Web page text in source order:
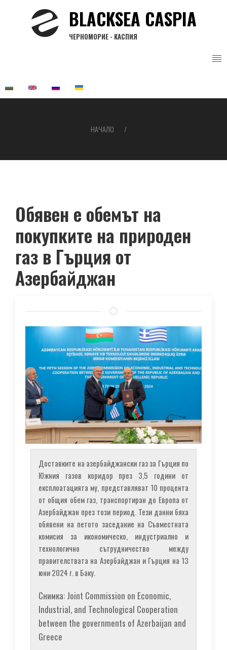
BLACKSEA CASPIA
ЧЕРНОМОРИЕ - КАСПИЯ
НАЧАЛО
Обявен е обемът на
покупките на природен
газ в Гърция от
Азербайджан
Доставките на азербайджански газ за Гърция по
Южния газов коридор през 3,5 години от
експлоатацията му, представляват 10 процента
от общия обем газ, транспортиран до Европа от
Азербайджан през този период. Тези данни бяха
обявени на петото заседание на Съвместната
комисия за икономическо, индустриално и
технологично сътрудничество между
правителствата на Азербайджан и Гърция на 13
юни 2024 г. в Баку.
Снимка: Joint Commission on Economic,
Industrial, and Technological Cooperation
between the governments of Azerbaijan and
Greece